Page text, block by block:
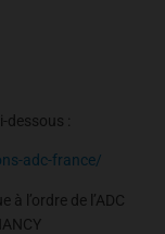
dessous :
adc-france/
l’ordre de l’ADC